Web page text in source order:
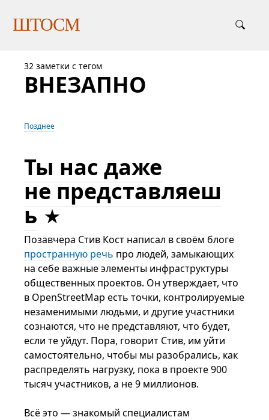
ШТОСМ
32 заметки с тегом
ВНЕЗАПНО
Позднее
Ты нас даже
не представляеш
ь
Позавчера Стив Кост написал в своём блоге
пространную речь про людей, замыкающих
на себе важные элементы инфраструктуры
общественных проектов. Он утверждает, что
в OpenStreetMap есть точки, контролируемые
незаменимыми людьми, и другие участники
сознаются, что не представляют, что будет,
если те уйдут. Пора, говорит Стив, им уйти
самостоятельно, чтобы мы разобрались, как
распределять нагрузку, пока в проекте 900
тысяч участников, а не 9 миллионов.
Всё это — знакомый специалистам